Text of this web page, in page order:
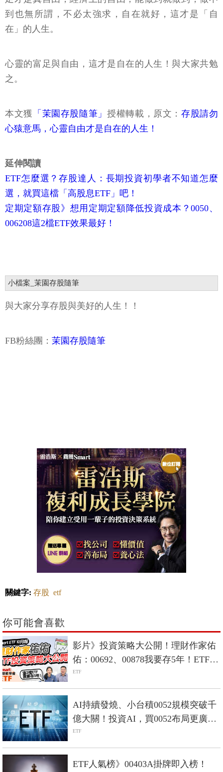
到也無所謂，不必太強求，自在就好，這才是「自
在」的人生。
心靈的富足與自由，這才是自在的人生！與大家共勉
之。
本文獲 「茉園存股隨筆」授權轉載，原文：存股請勿
心猿意馬，心靈自由才是自在的人生！
延伸閱讀
ETF怎麼選？存股達人：長期投資初學者不知道怎麼
選，就買這檔「高股息ETF」吧！
定期定額存股》想用定期定額降低投資成本？0050、
006208這2檔ETF效果最好！
小檔案_茉園存股隨筆
與大家分享存股與美好的人生！！
FB粉絲團： 茉園存股隨筆
關鍵字: 存股 etf
你可能會喜歡
影片》投資策略大公開！理財作家佑
佑：00692、00878我要存5年！ETF大
小事、除息資訊就看「Smart ETF 10
月報」-Smart智富ETF研究室
ETF
AI持續發燒、小台積0052規模突破千
億大關！投資AI，買0052布局更廣
泛？
ETF
ETF人氣榜》00403A掛牌即入榜！